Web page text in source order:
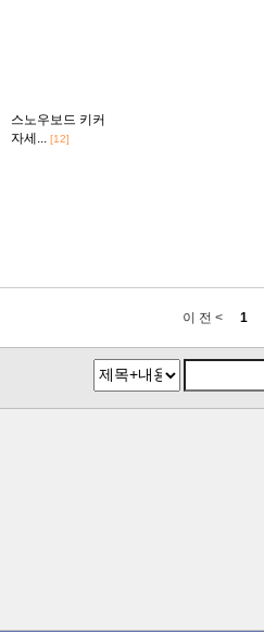
스노우보드 키커
자세... [12]
이 전 < 1